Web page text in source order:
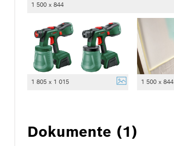
1 500 x 844
1 805 x 1 015 1 500 x 844
Dokumente (1)